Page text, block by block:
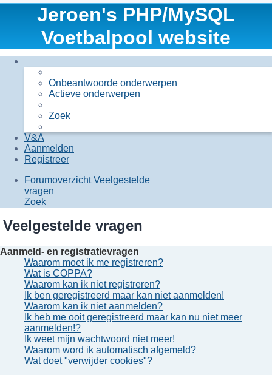
Jeroen's PHP/MySQL
Voetbalpool website
Onbeantwoorde onderwerpen
Actieve onderwerpen
Zoek
V&A
Aanmelden
Registreer
Forumoverzicht Veelgestelde
vragen
Zoek
Veelgestelde vragen
Aanmeld- en registratievragen
Waarom moet ik me registreren?
Wat is COPPA?
Waarom kan ik niet registreren?
Ik ben geregistreerd maar kan niet aanmelden!
Waarom kan ik niet aanmelden?
Ik heb me ooit geregistreerd maar kan nu niet meer
aanmelden!?
Ik weet mijn wachtwoord niet meer!
Waarom word ik automatisch afgemeld?
Wat doet "verwijder cookies"?